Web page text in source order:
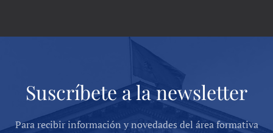
Suscríbete a la newsletter
Para recibir información y novedades del área formativa